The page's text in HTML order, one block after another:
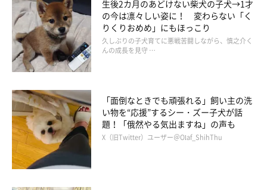
生後2カ月のあどけない柴犬の子犬→1才
の今は凛々しい姿に！ 変わらない「く
りくりおめめ」にもほっこり
久しぶりの子犬育てに悪戦苦闘しながら、慎之介く
んの成長を見守 …
「面倒なときでも頑張れる」飼い主の洗
い物を“応援”するシー・ズー子犬が話
題！「俄然やる気出ますね」の声も
X（旧Twitter）ユーザー＠Olaf_ShihThu